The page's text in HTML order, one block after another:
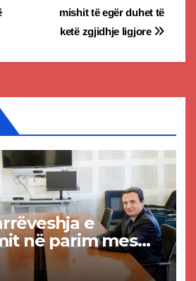
mishit të egër duhet të
ketë zgjidhje ligjore
e
në parim mes